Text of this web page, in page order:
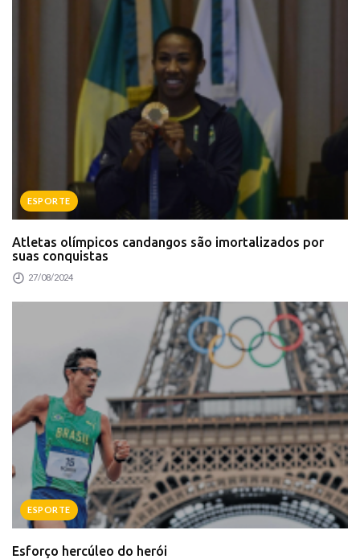
ESPORTE
Atletas olímpicos candangos são imortalizados por
suas conquistas
27/08/2024
ESPORTE
Esforço hercúleo do herói